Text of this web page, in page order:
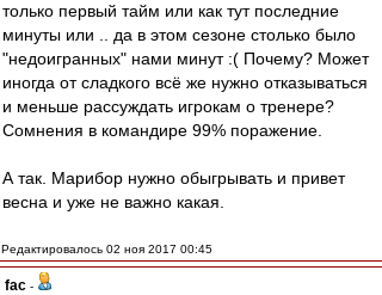
только первый тайм или как тут последние
минуты или .. да в этом сезоне столько было
"недоигранных" нами минут :( Почему? Может
иногда от сладкого всё же нужно отказываться
и меньше рассуждать игрокам о тренере?
Сомнения в командире 99% поражение.
А так. Марибор нужно обыгрывать и привет
весна и уже не важно какая.
Редактировалось 02 ноя 2017 00:45
fac -